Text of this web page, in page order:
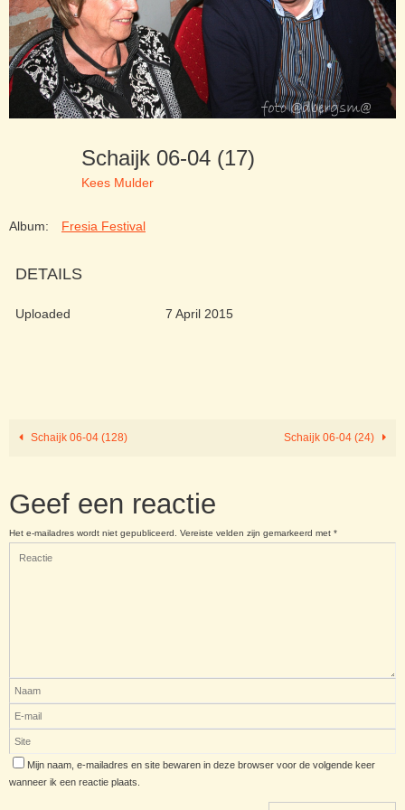
Schaijk 06-04 (17)
Kees Mulder
Album: Fresia Festival
DETAILS
Uploaded 7 April 2015
Schaijk 06-04 (128) Schaijk 06-04 (24)
Geef een reactie
Het e-mailadres wordt niet gepubliceerd. Vereiste velden zijn gemarkeerd met *
Mijn naam, e-mailadres en site bewaren in deze browser voor de volgende keer
wanneer ik een reactie plaats.